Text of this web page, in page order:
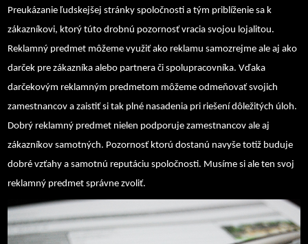
Preukázanie ľudskejšej stránky spoločnosti a tým priblíženie sa k
zákazníkovi, ktorý túto drobnú pozornosť vracia svojou lojalitou.
Reklamný predmet môžeme využiť ako reklamu samozrejme ale aj ako
darček pre zákazníka alebo partnera či spolupracovníka. Vďaka
darčekovým reklamným predmetom môžeme odmeňovať svojich
zamestnancov a zaistiť si tak plné nasadenia pri riešení dôležitých úloh.
Dobrý reklamný predmet nielen podporuje zamestnancov ale aj
zákazníkov samotných. Pozornosť ktorú dostanú navyše totiž buduje
dobré vzťahy a samotnú reputáciu spoločnosti. Musíme si ale ten svoj
reklamný predmet správne zvoliť.